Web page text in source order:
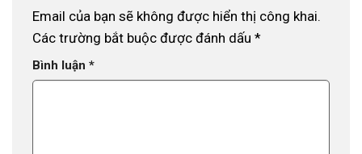
Email của bạn sẽ không được hiển thị công khai.
Các trường bắt buộc được đánh dấu *
Bình luận *